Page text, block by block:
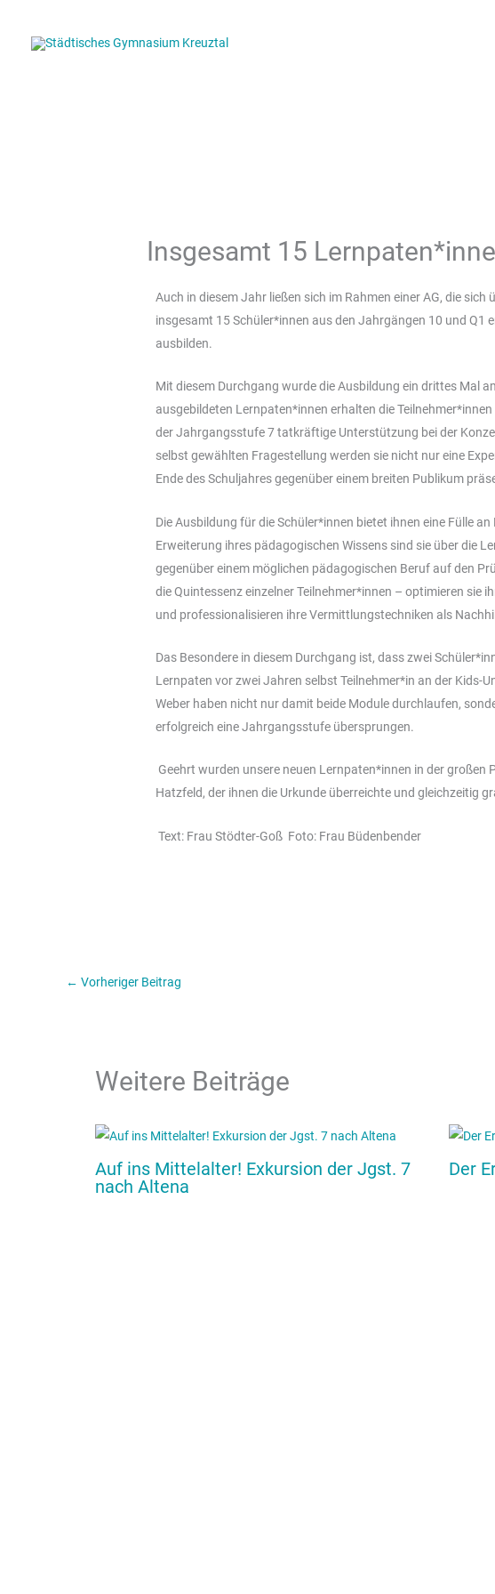
Insgesamt 15
Auch in diesem Jahr ließen sich im Rahmen einer AG, die sich
insgesamt 15 Schüler*innen aus den Jahrgängen 10 und Q1
ausbilden.
Mit diesem Durchgang wurde die Ausbildung ein drittes Mal
ausgebildeten Lernpaten*innen erhalten die
der Jahrgangsstufe 7 tatkräftige Unterstützung bei der
selbst gewählten Fragestellung werden sie nicht nur eine
Ende des Schuljahres gegenüber einem breiten Publikum
Die Ausbildung für die Schüler*innen bietet ihnen eine Fülle
Erweiterung ihres pädagogischen Wissens sind sie über die
gegenüber einem möglichen pädagogischen Beruf auf den
die Quintessenz einzelner Teilnehmer*innen – optimieren sie
und professionalisieren ihre Vermittlungstechniken als
Das Besondere in diesem Durchgang ist, dass zwei
Lernpaten vor zwei Jahren selbst Teilnehmer*in an der Kids-
Weber haben nicht nur damit beide Module durchlaufen,
erfolgreich eine Jahrgangsstufe übersprungen.
Geehrt wurden unsere neuen Lernpaten*innen in der großen
Hatzfeld, der ihnen die Urkunde überreichte und gleichzeitig
Text: Frau Stödter-Goß Foto: Frau Büdenbender
← Vorheriger Beitrag
Weitere Beiträge
Auf ins Mittelalter! Exkursion der Jgst. 7
nach Altena
Der